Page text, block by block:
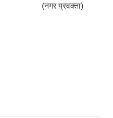
(नगर प्रवक्ता)